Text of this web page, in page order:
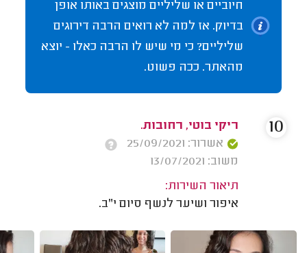
חיוביים או שליליים מוצגים באותו אופן
בדיוק. אז למה לא רואים הרבה דירוגים
שליליים? כי מי שיש לו הרבה כאלו - יוצא
מהאתר. ככה פשוט.
ריקי בוטי, רחובות.
אשרור: 25/09/2021
משוב: 13/07/2021
תיאור השירות:
איפור ושיער לנשף סיום י"ב.
10